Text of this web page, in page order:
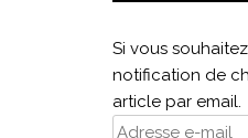
Si vous
notification de
article par email.
Adresse